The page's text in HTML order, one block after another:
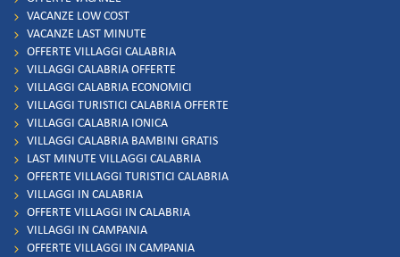
VACANZE LOW COST
VACANZE LAST MINUTE
OFFERTE VILLAGGI CALABRIA
VILLAGGI CALABRIA OFFERTE
VILLAGGI CALABRIA ECONOMICI
VILLAGGI TURISTICI CALABRIA OFFERTE
VILLAGGI CALABRIA IONICA
VILLAGGI CALABRIA BAMBINI GRATIS
LAST MINUTE VILLAGGI CALABRIA
OFFERTE VILLAGGI TURISTICI CALABRIA
VILLAGGI IN CALABRIA
OFFERTE VILLAGGI IN CALABRIA
VILLAGGI IN CAMPANIA
OFFERTE VILLAGGI IN CAMPANIA